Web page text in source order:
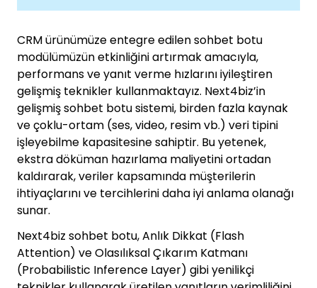
CRM ürünümüze entegre edilen sohbet botu
modülümüzün etkinliğini artırmak amacıyla,
performans ve yanıt verme hızlarını iyileştiren
gelişmiş teknikler kullanmaktayız. Next4biz’in
gelişmiş sohbet botu sistemi, birden fazla kaynak
ve çoklu-ortam (ses, video, resim vb.) veri tipini
işleyebilme kapasitesine sahiptir. Bu yetenek,
ekstra döküman hazırlama maliyetini ortadan
kaldırarak, veriler kapsamında müşterilerin
ihtiyaçlarını ve tercihlerini daha iyi anlama olanağı
sunar.
Next4biz sohbet botu, Anlık Dikkat (Flash
Attention) ve Olasılıksal Çıkarım Katmanı
(Probabilistic Inference Layer) gibi yenilikçi